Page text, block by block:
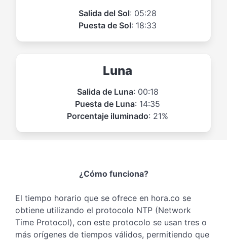
Salida del Sol: 05:28
Puesta de Sol: 18:33
Luna
Salida de Luna: 00:18
Puesta de Luna: 14:35
Porcentaje iluminado: 21%
¿Cómo funciona?
El tiempo horario que se ofrece en hora.co se
obtiene utilizando el protocolo NTP (Network
Time Protocol), con este protocolo se usan tres o
más orígenes de tiempos válidos, permitiendo que